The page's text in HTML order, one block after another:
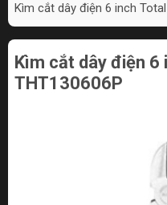
Kìm cắt dây điện 6 inch
Kìm cắt dây điện 6
THT130606P